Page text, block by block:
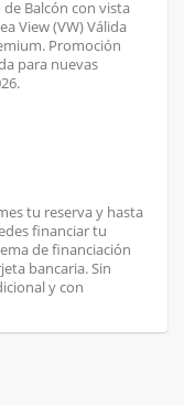
Balcón con vista
View (VW) Válida
Promoción
para nuevas
tu reserva y hasta
financiar tu
de financiación
bancaria. Sin
y con